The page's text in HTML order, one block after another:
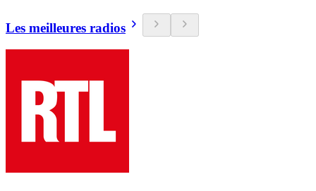
Les meilleures radios